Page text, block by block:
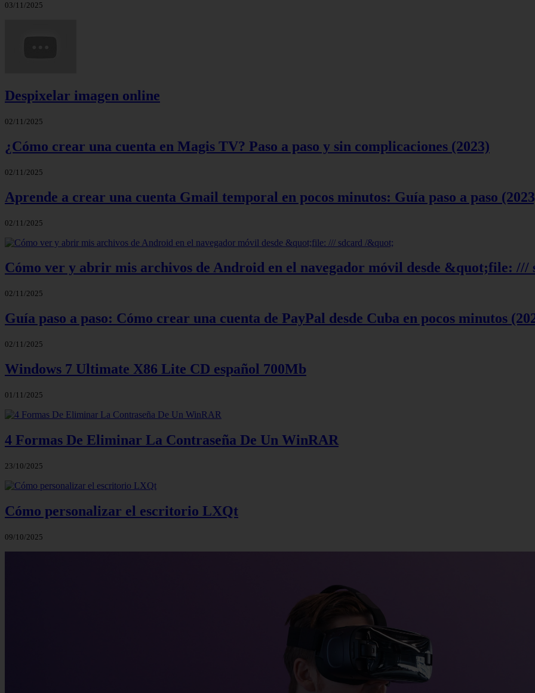
03/11/2025
Despixelar imagen online
02/11/2025
¿Cómo crear una cuenta en Magis TV? Paso a paso y sin complicaciones (2023)
02/11/2025
Aprende a crear una cuenta Gmail temporal en pocos minutos: Guía paso a paso
02/11/2025
Cómo ver y abrir mis archivos de Android en el navegador móvil desde &quot;file:
02/11/2025
Guía paso a paso: Cómo crear una cuenta de PayPal desde Cuba en pocos minutos
02/11/2025
Windows 7 Ultimate X86 Lite CD español 700Mb
01/11/2025
4 Formas De Eliminar La Contraseña De Un WinRAR
23/10/2025
Cómo personalizar el escritorio LXQt
09/10/2025